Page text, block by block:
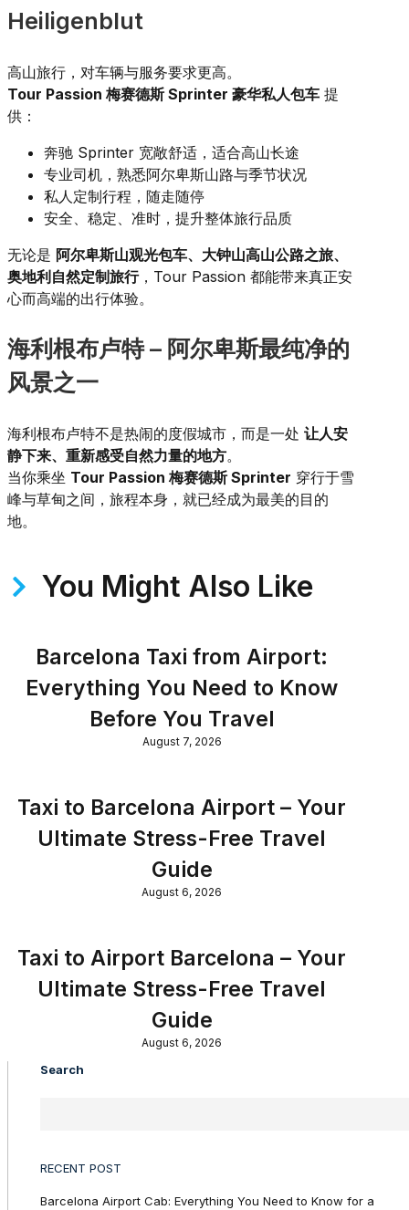
Heiligenblut
高山旅行，对车辆与服务要求更高。
Tour Passion 梅赛德斯 Sprinter 豪华私人包车 提
供：
奔驰 Sprinter 宽敞舒适，适合高山长途
专业司机，熟悉阿尔卑斯山路与季节状况
私人定制行程，随走随停
安全、稳定、准时，提升整体旅行品质
无论是 阿尔卑斯山观光包车、大钟山高山公路之旅、
奥地利自然定制旅行，Tour Passion 都能带来真正安
心而高端的出行体验。
海利根布卢特 – 阿尔卑斯最纯净的
风景之一
海利根布卢特不是热闹的度假城市，而是一处 让人安
静下来、重新感受自然力量的地方。
当你乘坐 Tour Passion 梅赛德斯 Sprinter 穿行于雪
峰与草甸之间，旅程本身，就已经成为最美的目的
地。
You Might Also Like
Barcelona Taxi from Airport:
Everything You Need to Know
Before You Travel
August 7, 2026
Taxi to Barcelona Airport – Your
Ultimate Stress-Free Travel
Guide
August 6, 2026
Taxi to Airport Barcelona – Your
Ultimate Stress-Free Travel
Guide
August 6, 2026
Search
RECENT POST
Barcelona Airport Cab: Everything You Need to Know for a